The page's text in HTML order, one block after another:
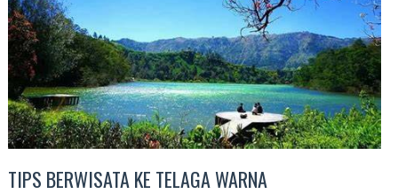
TIPS BERWISATA KE TELAGA WARNA